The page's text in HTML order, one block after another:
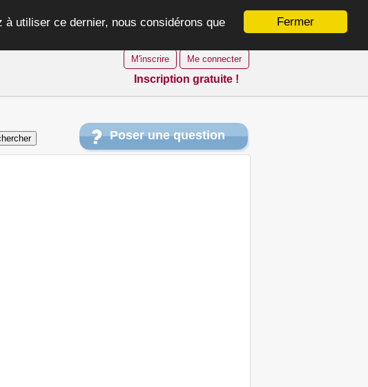
Fermer
utiliser ce dernier, nous considérons que
M'inscrire Me connecter
Inscription gratuite !
Poser une question